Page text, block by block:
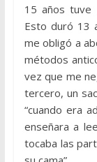
15 años tuve
Esto duró 13
me obligó a
métodos
vez que me
tercero, un
“cuando era
enseñara a
tocaba las